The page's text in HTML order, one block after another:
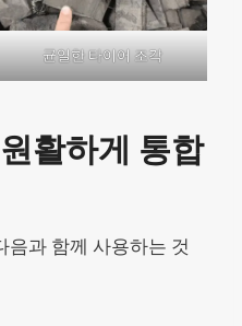
균일한 타이어 조각
활하게 통합
음과 함께 사용하는 것